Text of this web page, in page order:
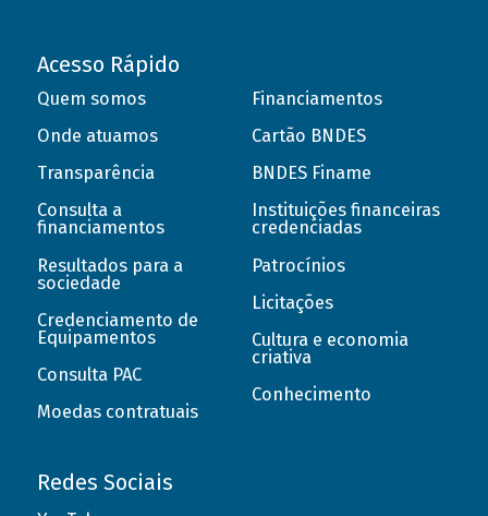
Acesso Rápido
Quem somos
Onde atuamos
Transparência
Consulta a
financiamentos
Resultados para a
sociedade
Credenciamento de
Equipamentos
Consulta PAC
Moedas contratuais
Financiamentos
Cartão BNDES
BNDES Finame
Instituições financeiras
credenciadas
Patrocínios
Licitações
Cultura e economia
criativa
Conhecimento
Redes Sociais